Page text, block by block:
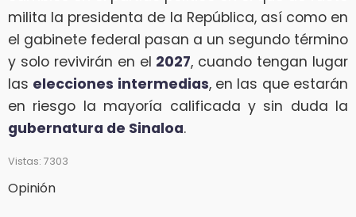
milita la presidenta de la República, así como en
el gabinete federal pasan a un segundo término
y solo revivirán en el 2027, cuando tengan lugar
las elecciones intermedias, en las que estarán
en riesgo la mayoría calificada y sin duda la
gubernatura de Sinaloa.
Vistas: 7303
Opinión